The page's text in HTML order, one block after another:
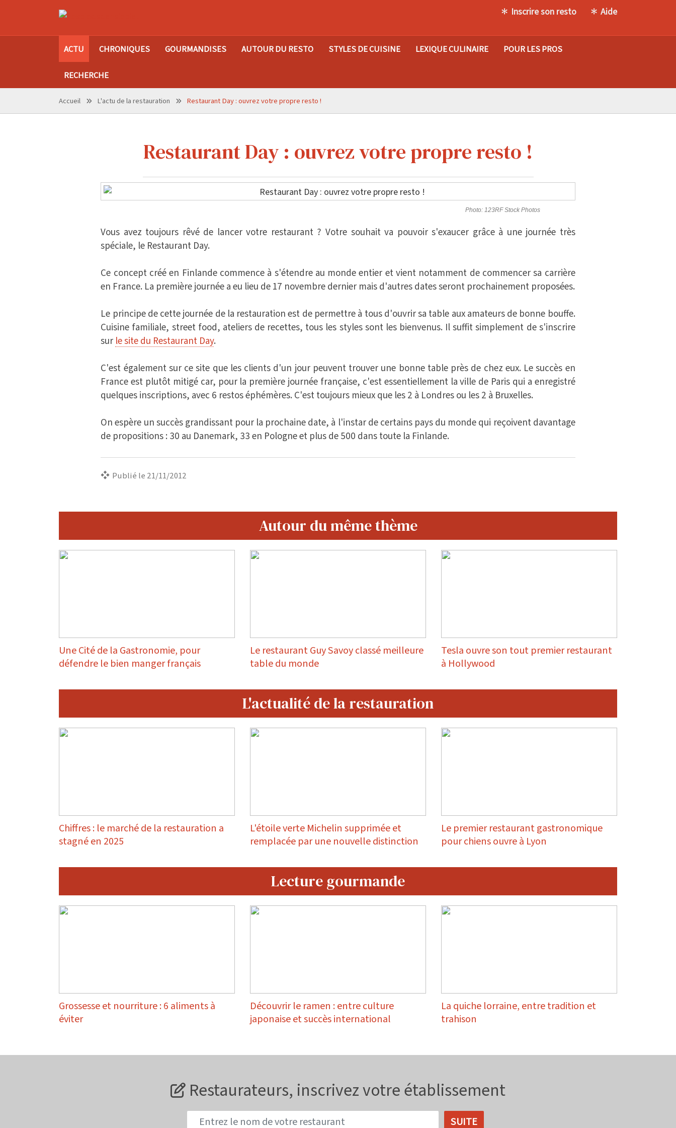
Inscrire son resto Aide
ACTU CHRONIQUES GOURMANDISES AUTOUR DU RESTO STYLES DE CUISINE LEXIQUE CULINAIRE POUR LES PROS
RECHERCHE
Accueil L'actu de la restauration Restaurant Day : ouvrez votre propre resto !
Restaurant Day : ouvrez votre propre resto !
Photo: 123RF Stock Photos
Vous avez toujours rêvé de lancer votre restaurant ? Votre souhait va pouvoir s'exaucer grâce à une journée très
spéciale, le Restaurant Day.
Ce concept créé en Finlande commence à s'étendre au monde entier et vient notamment de commencer sa carrière
en France. La première journée a eu lieu de 17 novembre dernier mais d'autres dates seront prochainement proposées.
Le principe de cette journée de la restauration est de permettre à tous d'ouvrir sa table aux amateurs de bonne bouffe.
Cuisine familiale, street food, ateliers de recettes, tous les styles sont les bienvenus. Il suffit simplement de s'inscrire
sur le site du Restaurant Day.
C'est également sur ce site que les clients d'un jour peuvent trouver une bonne table près de chez eux. Le succès en
France est plutôt mitigé car, pour la première journée française, c'est essentiellement la ville de Paris qui a enregistré
quelques inscriptions, avec 6 restos éphémères. C'est toujours mieux que les 2 à Londres ou les 2 à Bruxelles.
On espère un succès grandissant pour la prochaine date, à l'instar de certains pays du monde qui reçoivent davantage
de propositions : 30 au Danemark, 33 en Pologne et plus de 500 dans toute la Finlande.
Publié le 21/11/2012
Autour du même thème
Une Cité de la Gastronomie, pour
défendre le bien manger français
Le restaurant Guy Savoy classé meilleure
table du monde
Tesla ouvre son tout premier restaurant
à Hollywood
L'actualité de la restauration
Chiffres : le marché de la restauration a
stagné en 2025
L'étoile verte Michelin supprimée et
remplacée par une nouvelle distinction
Le premier restaurant gastronomique
pour chiens ouvre à Lyon
Lecture gourmande
Grossesse et nourriture : 6 aliments à
éviter
Découvrir le ramen : entre culture
japonaise et succès international
La quiche lorraine, entre tradition et
trahison
Restaurateurs, inscrivez votre établissement